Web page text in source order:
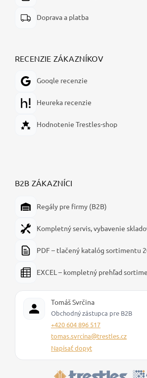
Doprava a platba
RECENZIE ZÁKAZNÍKOV
Google recenzie
Heureka recenzie
Hodnotenie Trestles-shop
B2B ZÁKAZNÍCI
Regály pre firmy (B2B)
Kompletný servis, vybavenie
PDF – tlačený katalóg sortimentu
EXCEL – kompletný prehľad
Tomáš Svrčina
Obchodný zástupca pre B2B
+420 604 896 517
tomas.svrcina@trestles.cz
Napísať dopyt